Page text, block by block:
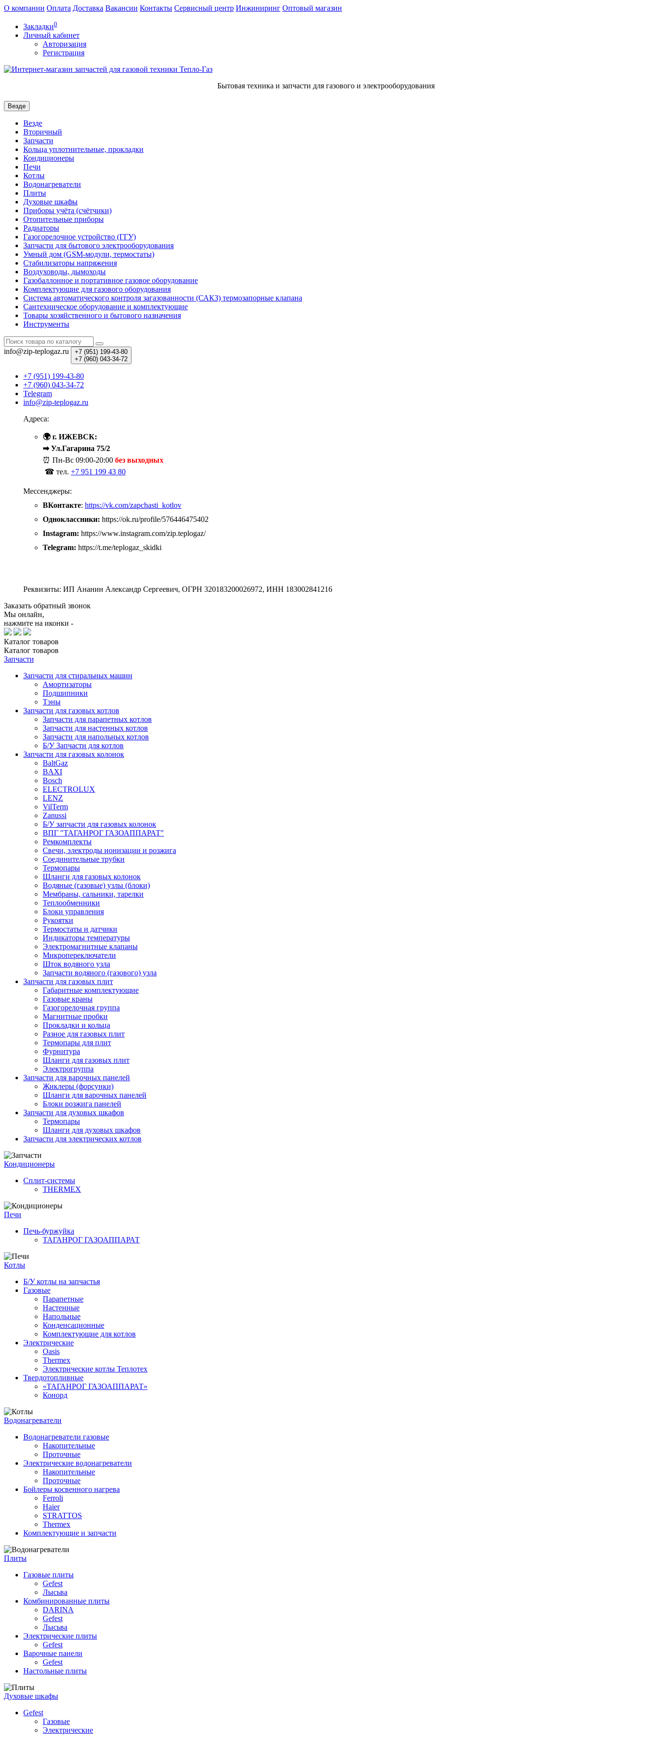
О компании Оплата Доставка Вакансии Контакты Сервисный центр Инжиниринг Оптовый магазин
Закладки0
Личный кабинет
Авторизация
Регистрация
Бытовая техника и запчасти для газового и электрооборудования
Везде
Везде
Вторичный
Запчасти
Кольца уплотнительные, прокладки
Кондиционеры
Печи
Котлы
Водонагреватели
Плиты
Духовые шкафы
Приборы учёта (счётчики)
Отопительные приборы
Радиаторы
Газогорелочное устройство (ГГУ)
Запчасти для бытового электрооборудования
Умный дом (GSM-модули, термостаты)
Cтабилизаторы напряжения
Воздуховоды, дымоходы
Газобаллонное и портативное газовое оборудование
Комплектующие для газового оборудования
Система автоматического контроля загазованности (САКЗ) термозапорные клапана
Сантехническое оборудование и комплектующие
Товары хозяйственного и бытового назначения
Инструменты
info@zip-teplogaz.ru +7 (951) 199-43-80
+7 (960) 043-34-72
+7 (951) 199-43-80
+7 (960) 043-34-72
Telegram
info@zip-teplogaz.ru
Адреса:
🌍 г. ИЖЕВСК:
➡ Ул.Гагарина 75/2
⏰ Пн-Вс 09:00-20:00 без выходных
☎ тел. +7 951 199 43 80
Мессенджеры:
ВКонтакте: https://vk.com/zapchasti_kotlov
Одноклассники: https://ok.ru/profile/576446475402
Instagram: https://www.instagram.com/zip.teplogaz/
Telegram: https://t.me/teplogaz_skidki
Реквизиты: ИП Ананин Александр Сергеевич, ОГРН 320183200026972, ИНН 183002841216
Заказать обратный звонок
Мы онлайн,
нажмите на иконки -
Каталог товаров
Каталог товаров
Запчасти
Запчасти для стиральных машин
Амортизаторы
Подшипники
Тэны
Запчасти для газовых котлов
Запчасти для парапетных котлов
Запчасти для настенных котлов
Запчасти для напольных котлов
Б/У Запчасти для котлов
Запчасти для газовых колонок
BaltGaz
BAXI
Bosch
ELECTROLUX
LENZ
VilTerm
Zanussi
Б/У запчасти для газовых колонок
ВПГ "ТАГАНРОГ ГАЗОАППАРАТ"
Ремкомплекты
Свечи, электроды ионизации и розжига
Соединительные трубки
Термопары
Шланги для газовых колонок
Водяные (газовые) узлы (блоки)
Мембраны, сальники, тарелки
Теплообменники
Блоки управления
Рукоятки
Термостаты и датчики
Индикаторы температуры
Электромагнитные клапаны
Микропереключатели
Шток водяного узла
Запчасти водяного (газового) узла
Запчасти для газовых плит
Габаритные комплектующие
Газовые краны
Газогорелочная группа
Магнитные пробки
Прокладки и кольца
Разное для газовых плит
Термопары для плит
Фурнитура
Шланги для газовых плит
Электрогруппа
Запчасти для варочных панелей
Жиклеры (форсунки)
Шланги для варочных панелей
Блоки розжига панелей
Запчасти для духовых шкафов
Термопары
Шланги для духовых шкафов
Запчасти для электрических котлов
Кондиционеры
Сплит-системы
THERMEX
Печи
Печь-буржуйка
ТАГАНРОГ ГАЗОАППАРАТ
Котлы
Б/У котлы на запчастья
Газовые
Парапетные
Настенные
Напольные
Конденсационные
Комплектующие для котлов
Электрические
Oasis
Thermex
Электрические котлы Теплотех
Твердотопливные
«ТАГАНРОГ ГАЗОАППАРАТ»
Конорд
Водонагреватели
Водонагреватели газовые
Накопительные
Проточные
Электрические водонагреватели
Накопительные
Проточные
Бойлеры косвенного нагрева
Ferroli
Haier
STRATTOS
Thermex
Комплектующие и запчасти
Плиты
Газовые плиты
Gefest
Лысьва
Комбинированные плиты
DARINA
Gefest
Лысьва
Электрические плиты
Gefest
Варочные панели
Gefest
Настольные плиты
Духовые шкафы
Gefest
Газовые
Электрические